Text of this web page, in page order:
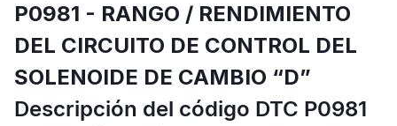
P0981 - RANGO / RENDIMIENTO
DEL CIRCUITO DE CONTROL DEL
SOLENOIDE DE CAMBIO “D”
Descripción del código DTC P0981